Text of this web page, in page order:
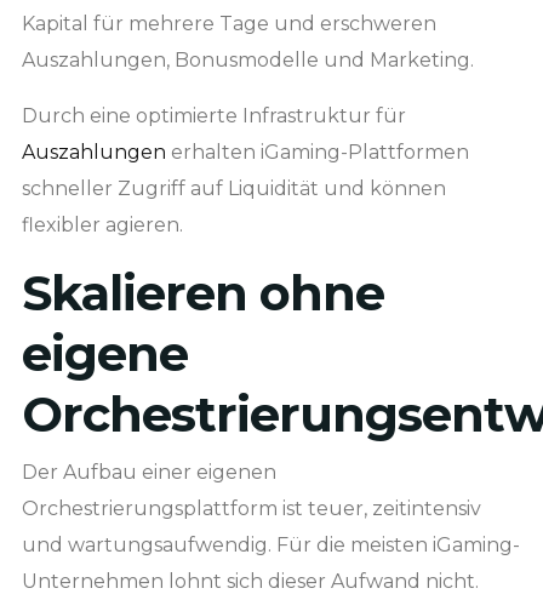
Kapital für mehrere Tage und erschweren
Auszahlungen, Bonusmodelle und Marketing.
Durch eine optimierte Infrastruktur für
Auszahlungen erhalten iGaming-Plattformen
schneller Zugriff auf Liquidität und können
flexibler agieren.
Skalieren ohne
eigene
Der Aufbau einer eigenen
Orchestrierungsplattform ist teuer, zeitintensiv
und wartungsaufwendig. Für die meisten iGaming-
Unternehmen lohnt sich dieser Aufwand nicht.